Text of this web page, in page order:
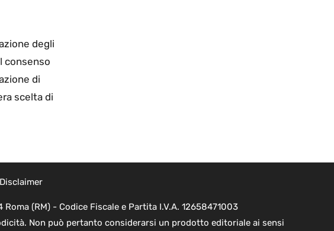
degli
consenso
di
scelta di
Disclaimer
(RM) - Codice Fiscale e Partita I.V.A. 12658471003
Non può pertanto considerarsi un prodotto editoriale ai sensi